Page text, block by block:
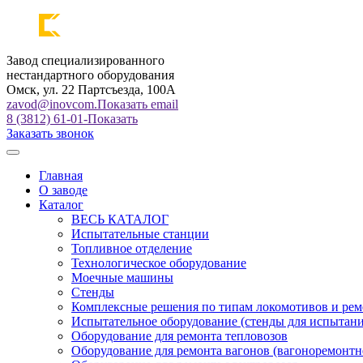
Завод специализированного
нестандартного оборудования
Омск, ул. 22 Партсъезда, 100А
zavod@inovcom.Показать email
8 (3812) 61-01-Показать
Заказать звонок
Главная
О заводе
Каталог
ВЕСЬ КАТАЛОГ
Испытательные станции
Топливное отделение
Технологическое оборудование
Моечные машины
Стенды
Комплексные решения по типам локомотивов и
Испытательное оборудование (стенды для
Оборудование для ремонта тепловозов
Оборудование для ремонта вагонов